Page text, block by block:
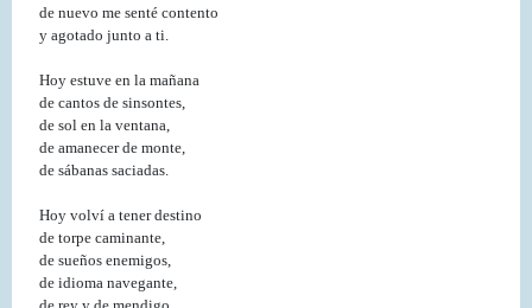
de nuevo me senté contento
y agotado junto a ti.
Hoy estuve en la mañana
de cantos de sinsontes,
de sol en la ventana,
de amanecer de monte,
de sábanas saciadas.
Hoy volví a tener destino
de torpe caminante,
de sueños enemigos,
de idioma navegante,